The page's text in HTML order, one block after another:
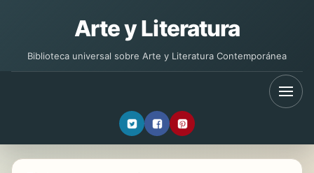
Arte y Literatura
Biblioteca universal sobre Arte y Literatura Contemporánea